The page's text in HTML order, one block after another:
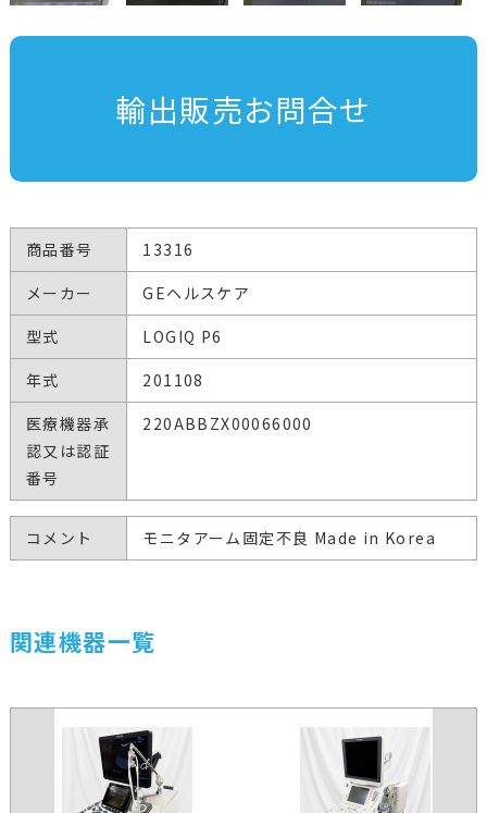
輸出販売お問合せ
商品番号
13316
メーカー
GEヘルスケア
型式
LOGIQ P6
年式
201108
医療機器承
認又は認証
番号
220ABBZX00066000
コメント モニタアーム固定不良 Made in Korea
関連機器一覧